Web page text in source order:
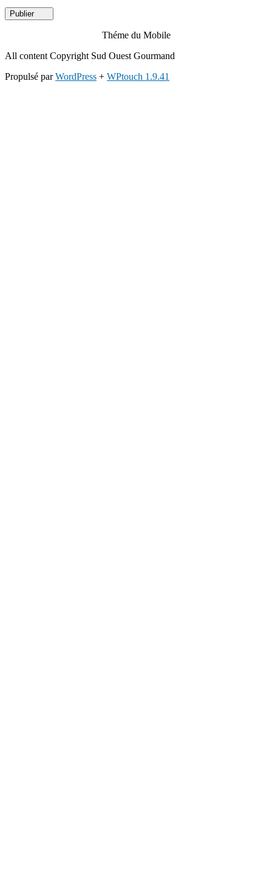
Théme du Mobile
All content Copyright Sud Ouest Gourmand
Propulsé parWordPress + WPtouch 1.9.41